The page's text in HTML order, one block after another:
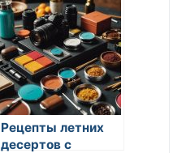
Рецепты летних
десертов с